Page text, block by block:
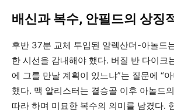
배신과 복수, 안필드의 상징
후반 37분 교체 투입된 알렉산더-아놀드
한 시선을 감내해야 했다. 버질 반 다이크
에 그를 만날 계획이 있느냐”는 질문에 “
했다. 맥 알리스터는 결승골 이후 아놀드
따라 하며 미묘한 복수의 의미를 남겼다.